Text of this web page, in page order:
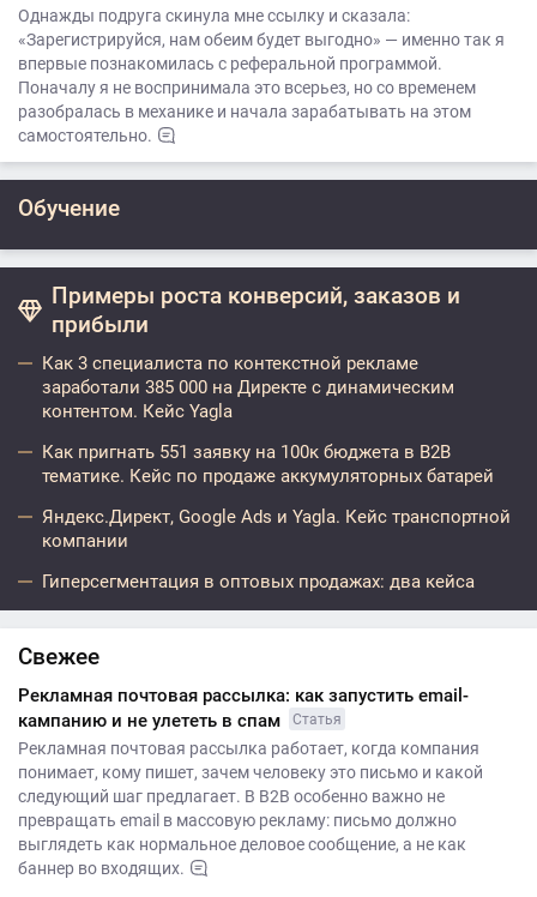
Однажды подруга скинула мне ссылку и сказала:
«Зарегистрируйся, нам обеим будет выгодно» — именно так я
впервые познакомилась с реферальной программой.
Поначалу я не воспринимала это всерьез, но со временем
разобралась в механике и начала зарабатывать на этом
самостоятельно.
Обучение
Примеры роста конверсий, заказов и
прибыли
Как 3 специалиста по контекстной рекламе
заработали 385 000 на Директе с динамическим
контентом. Кейс Yagla
Как пригнать 551 заявку на 100к бюджета в B2B
тематике. Кейс по продаже аккумуляторных батарей
Яндекс.Директ, Google Ads и Yagla. Кейс транспортной
компании
Гиперсегментация в оптовых продажах: два кейса
Свежее
Рекламная почтовая рассылка: как запустить email-
кампанию и не улететь в спам
Статья
Рекламная почтовая рассылка работает, когда компания
понимает, кому пишет, зачем человеку это письмо и какой
следующий шаг предлагает. В B2B особенно важно не
превращать email в массовую рекламу: письмо должно
выглядеть как нормальное деловое сообщение, а не как
баннер во входящих.